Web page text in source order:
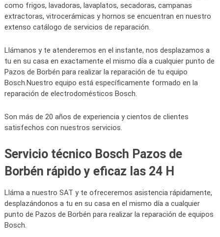
como frigos, lavadoras, lavaplatos, secadoras, campanas
extractoras, vitrocerámicas y hornos se encuentran en nuestro
extenso catálogo de servicios de reparación.
Llámanos y te atenderemos en el instante, nos desplazamos a
tu en su casa en exactamente el mismo día a cualquier punto de
Pazos de Borbén para realizar la reparación de tu equipo
Bosch.Nuestro equipo está específicamente formado en la
reparación de electrodomésticos Bosch.
Son más de 20 años de experiencia y cientos de clientes
satisfechos con nuestros servicios.
Servicio técnico Bosch Pazos de
Borbén rápido y eficaz las 24 H
Lláma a nuestro SAT y te ofreceremos asistencia rápidamente,
desplazándonos a tu en su casa en el mismo día a cualquier
punto de Pazos de Borbén para realizar la reparación de equipos
Bosch.